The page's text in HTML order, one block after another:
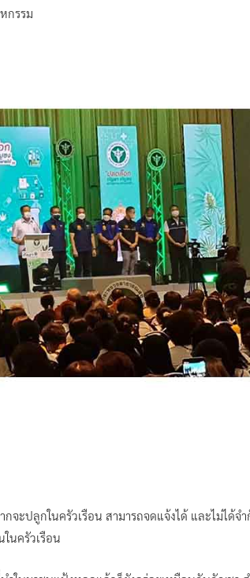
กรรม
ะปลูกในครัวเรือน สามารถจดแจ้งได้ และไม่ได้จำ
นครัวเรือน